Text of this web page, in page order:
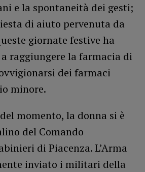
e la spontaneità dei gesti;
di aiuto pervenuta da
giornate festive ha
raggiungere la farmacia di
dei farmaci
minore.
momento, la donna si è
del Comando
di Piacenza. L’Arma
inviato i militari della